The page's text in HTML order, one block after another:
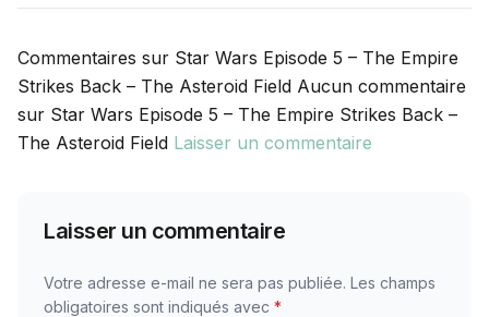
Commentaires sur Star Wars Episode 5 – The Empire
Strikes Back – The Asteroid Field Aucun commentaire
sur Star Wars Episode 5 – The Empire Strikes Back –
The Asteroid Field Laisser un commentaire
Laisser un commentaire
Votre adresse e-mail ne sera pas publiée. Les champs
obligatoires sont indiqués avec *